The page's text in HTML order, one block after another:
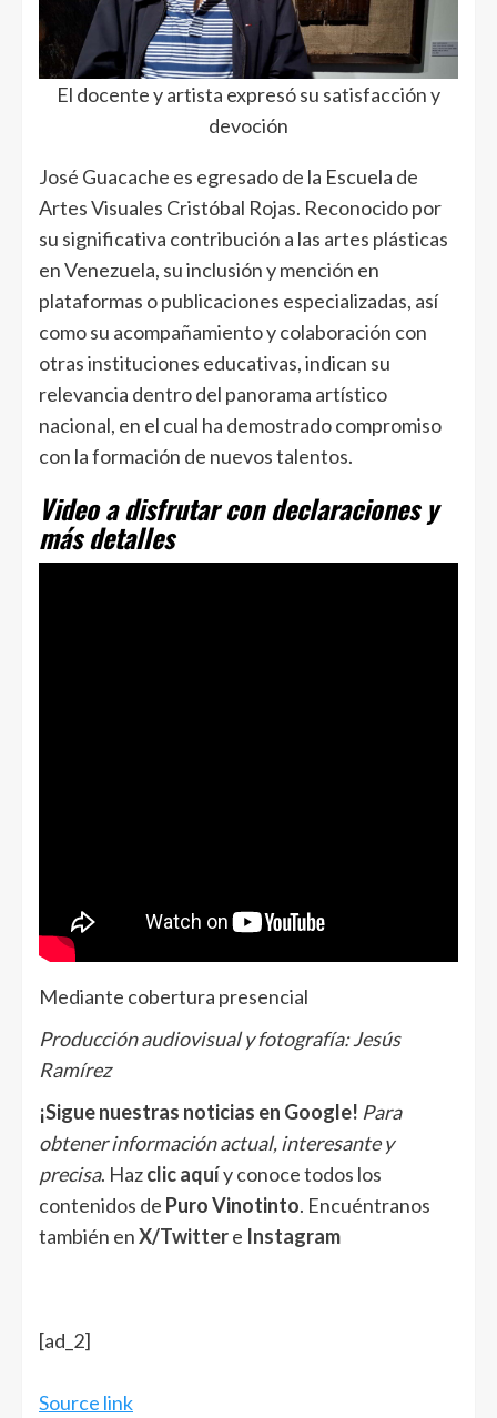
El docente y artista expresó su satisfacción y
devoción
José Guacache es egresado de la Escuela de
Artes Visuales Cristóbal Rojas. Reconocido por
su significativa contribución a las artes plásticas
en Venezuela, su inclusión y mención en
plataformas o publicaciones especializadas, así
como su acompañamiento y colaboración con
otras instituciones educativas, indican su
relevancia dentro del panorama artístico
nacional, en el cual ha demostrado compromiso
con la formación de nuevos talentos.
Video a disfrutar con declaraciones y
más detalles
Mediante cobertura presencial
Producción audiovisual y fotografía: Jesús
Ramírez
¡Sigue nuestras noticias en Google! Para
obtener información actual, interesante y
precisa. Hazclic aquíy conoce todos los
contenidos de Puro Vinotinto. Encuéntranos
también enX/Twittere Instagram
[ad_2]
Source link